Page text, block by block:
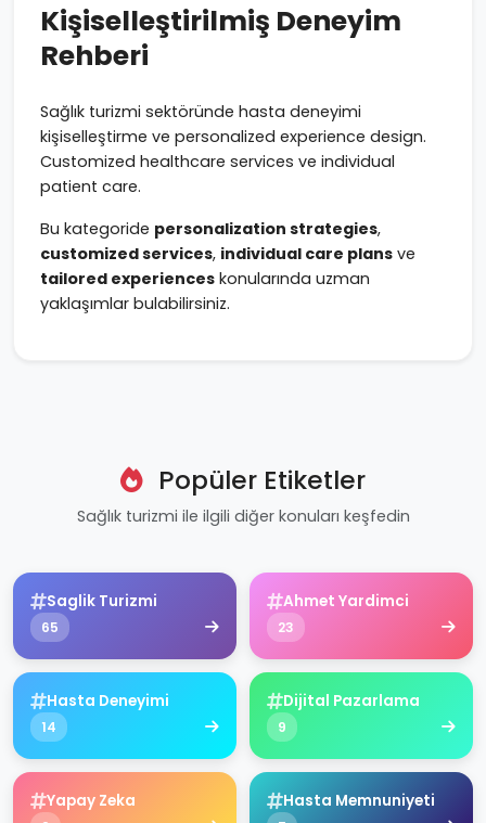
Kişiselleştirilmiş Deneyim
Rehberi
Sağlık turizmi sektöründe hasta deneyimi
kişiselleştirme ve personalized experience design.
Customized healthcare services ve individual
patient care.
Bu kategoride personalization strategies,
customized services, individual care plans ve
tailored experiences konularında uzman
yaklaşımlar bulabilirsiniz.
Popüler Etiketler
Sağlık turizmi ile ilgili diğer konuları keşfedin
Saglik Turizmi
65
Ahmet Yardimci
23
Hasta Deneyimi
14
Dijital Pazarlama
9
Yapay Zeka Hasta Memnuniyeti